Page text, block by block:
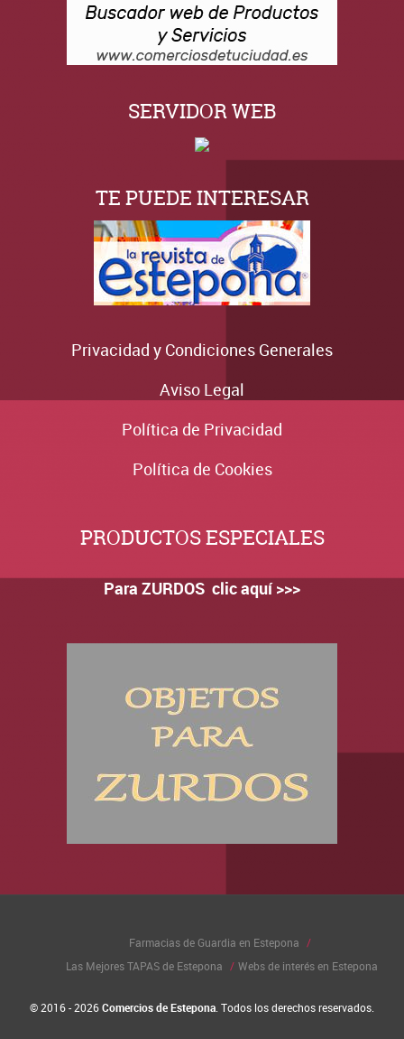
SERVIDOR WEB
TE PUEDE INTERESAR
Privacidad y Condiciones Generales
Aviso Legal
Política de Privacidad
Política de Cookies
PRODUCTOS ESPECIALES
Para ZURDOS clic aquí >>>
Farmacias de Guardia en Estepona
Las Mejores TAPAS de Estepona
Webs de interés en Estepona
© 2016 - 2026Comercios de Estepona . Todos los derechos reservados.